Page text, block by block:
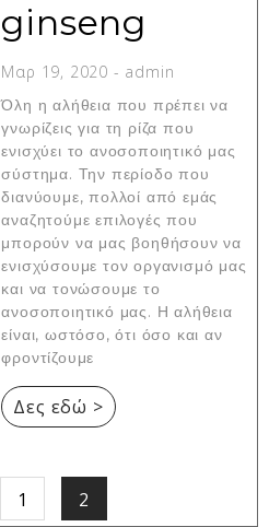
ginseng
Μαρ 19, 2020 - admin
Όλη η αλήθεια που πρέπει να
γνωρίζεις για τη ρίζα που
ενισχύει το ανοσοποιητικό μας
σύστημα. Την περίοδο που
διανύουμε, πολλοί από εμάς
αναζητούμε επιλογές που
μπορούν να μας βοηθήσουν να
ενισχύσουμε τον οργανισμό μας
και να τονώσουμε το
ανοσοποιητικό μας. Η αλήθεια
είναι, ωστόσο, ότι όσο και αν
φροντίζουμε
Δες εδώ >
1 2